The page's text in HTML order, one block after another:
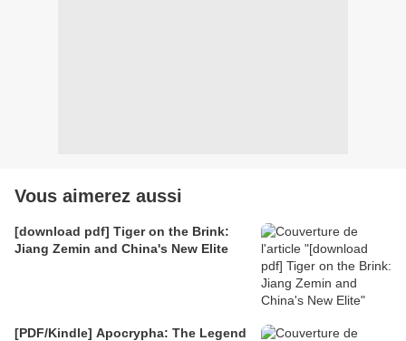
Vous aimerez aussi
[download pdf] Tiger on the Brink:
Jiang Zemin and China's New Elite
[PDF/Kindle] Apocrypha: The Legend